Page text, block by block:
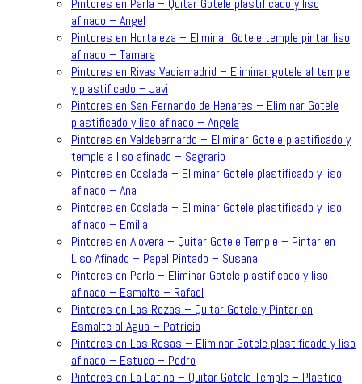
Pintores en Parla – Quitar Gotele plastificado y liso
afinado – Angel
Pintores en Hortaleza – Eliminar Gotele temple pintar liso
afinado – Tamara
Pintores en Rivas Vaciamadrid – Eliminar gotele al temple
y plastificado – Javi
Pintores en San Fernando de Henares – Eliminar Gotele
plastificado y liso afinado – Angela
Pintores en Valdebernardo – Eliminar Gotele plastificado y
temple a liso afinado – Sagrario
Pintores en Coslada – Eliminar Gotele plastificado y liso
afinado – Ana
Pintores en Coslada – Eliminar Gotele plastificado y liso
afinado – Emilia
Pintores en Alovera – Quitar Gotele Temple – Pintar en
Liso Afinado – Papel Pintado – Susana
Pintores en Parla – Eliminar Gotele plastificado y liso
afinado – Esmalte – Rafael
Pintores en Las Rozas – Quitar Gotele y Pintar en
Esmalte al Agua – Patricia
Pintores en Las Rosas – Eliminar Gotele plastificado y liso
afinado – Estuco – Pedro
Pintores en La Latina – Quitar Gotele Temple – Plastico